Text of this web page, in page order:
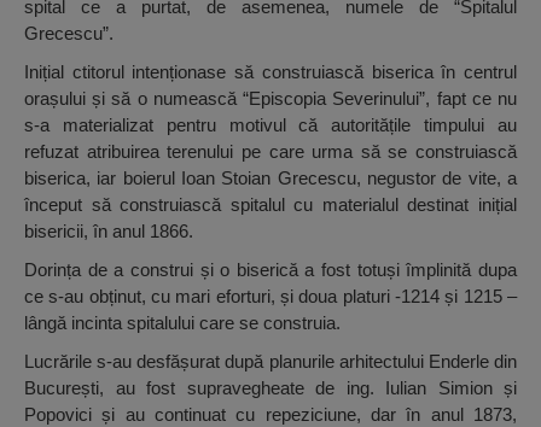
spital ce a purtat, de asemenea, numele de “Spitalul
Grecescu”.
Inițial ctitorul intenționase să construiască biserica în centrul
orașului și să o numească “Episcopia Severinului”, fapt ce nu
s-a materializat pentru motivul că autoritățile timpului au
refuzat atribuirea terenului pe care urma să se construiască
biserica, iar boierul Ioan Stoian Grecescu, negustor de vite, a
început să construiască spitalul cu materialul destinat inițial
bisericii, în anul 1866.
Dorința de a construi și o biserică a fost totuși împlinită dupa
ce s-au obținut, cu mari eforturi, și doua platuri -1214 și 1215 –
lângă incinta spitalului care se construia.
Lucrările s-au desfășurat după planurile arhitectului Enderle din
București, au fost supravegheate de ing. Iulian Simion și
Popovici și au continuat cu repeziciune, dar în anul 1873,